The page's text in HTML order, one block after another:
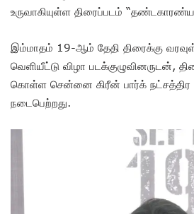
உருவாகியுள்ள திரைப்படம்
இம்மாதம் 19-ஆம் தேதி திரைக்கு
வெளியீட்டு விழா படக்குழுவினருடன்,
கொள்ள சென்னை கிரீன் பார்க் நட்சத்திர
நடைபெற்றது.